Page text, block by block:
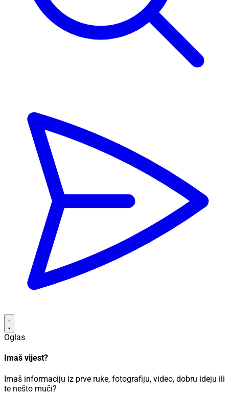
Oglas
Imaš vijest?
Imaš informaciju iz prve ruke, fotografiju, video, dobru ideju ili
te nešto muči?